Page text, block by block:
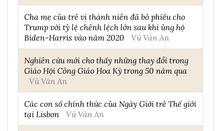
Cha mẹ của trẻ vị thành niên đã bỏ phiếu cho
Trump với tỷ lệ chênh lệch lớn sau khi ủng hộ
Biden-Harris vào năm 2020
Vũ Văn An
Nghiên cứu mới cho thấy những thay đổi trong
Giáo Hội Công Giáo Hoa Kỳ trong 50 năm qua
Vũ Văn An
Các con số chính thức của Ngày Giới trẻ Thế giới
tại Lisbon
Vũ Văn An